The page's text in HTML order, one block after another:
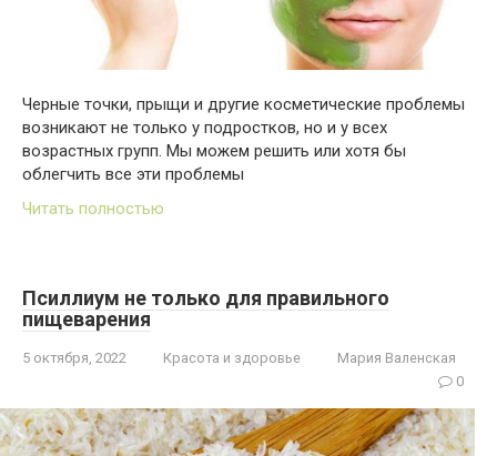
Черные точки, прыщи и другие косметические проблемы
возникают не только у подростков, но и у всех
возрастных групп. Мы можем решить или хотя бы
облегчить все эти проблемы
Читать полностью
Псиллиум не только для правильного
пищеварения
5 октября, 2022 Красота и здоровье
Мария Валенская
0